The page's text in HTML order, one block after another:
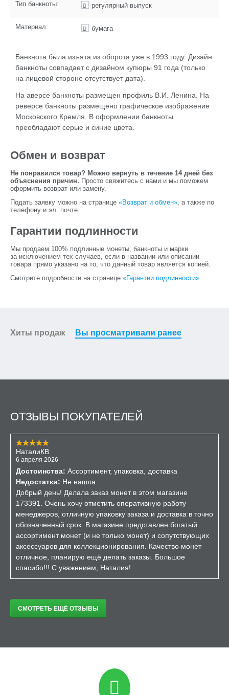
Тип банкноты: регулярный выпуск
Материал: бумага
Банкнота была изъята из оборота уже в 1993 году. Дизайн
банкноты совпадает с дизайном купюры 91 года (только
на лицевой стороне отсутствует дата).
На аверсе банкноты размещен профиль В.И. Ленина. На
реверсе банкноты размещено графическое изображение
Московского Кремля. В оформлении банкноты
преобладают серые и синие цвета.
Обмен и возврат
Не понравился товар? Можно вернуть в течение 14 дней без
объяснения причин. Просто свяжитесь с нами и мы поможем
оформить возврат или замену.
Подать заявку можно на странице «Возврат и обмен», а также по
телефону и эл. почте.
Гарантии подлинности
Мы продаем 100% подлинные монеты, банкноты и марки
за исключением тех случаев, если в названии или описании
товара прямо указано на то, что данный товар является копией.
Смотрите подробности на странице «Гарантии подлинности».
Хиты продаж Вы просматривали ранее
ОТЗЫВЫ ПОКУПАТЕЛЕЙ
НаталиКВ
6 апреля 2026
Достоинства: Ассортимент, упаковка, доставка
Недостатки: Не нашла
Добрый день! Делала заказ монет в этом магазине
173391. Очень хочу отметить оперативную работу
менеджеров, отличную упаковку заказа и доставка в точно
обозначенный срок. В магазине представлен богатый
ассортимент монет (и не только монет) и сопутствующих
аксессуаров для коллекционирования. Качество монет
отличное, планирую ещё делать заказы. Большое
спасибо!!! С уважением, Наталия!
СМОТРЕТЬ ЕЩЁ ОТЗЫВЫ